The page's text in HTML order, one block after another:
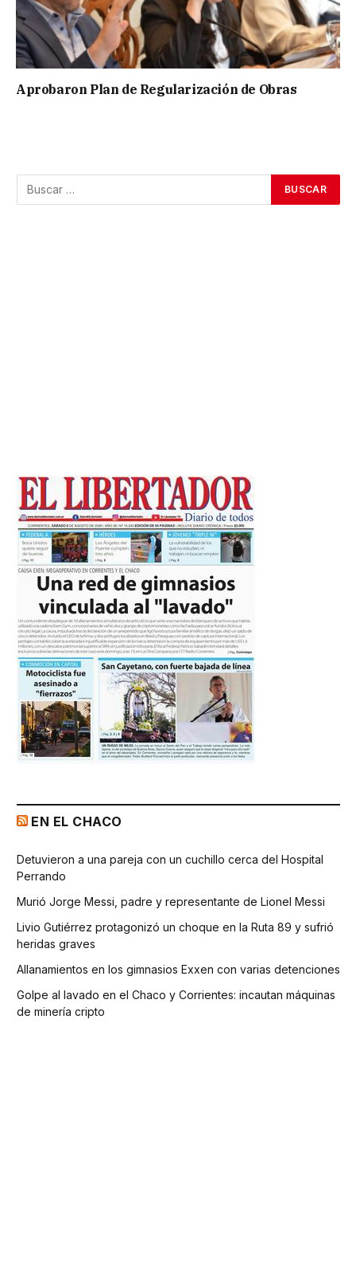
Aprobaron Plan de Regularización de Obras
EN EL CHACO
Detuvieron a una pareja con un cuchillo cerca del Hospital
Perrando
Murió Jorge Messi, padre y representante de Lionel Messi
Livio Gutiérrez protagonizó un choque en la Ruta 89 y sufrió
heridas graves
Allanamientos en los gimnasios Exxen con varias detenciones
Golpe al lavado en el Chaco y Corrientes: incautan máquinas
de minería cripto